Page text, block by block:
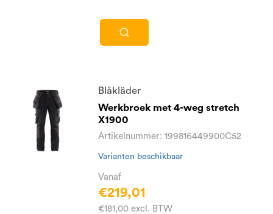
Blåkläder
Werkbroek met 4-weg stretch
X1900
Artikelnummer: 199816449900C52
Varianten beschikbaar
Vanaf
€219,01
€181,00 excl. BTW